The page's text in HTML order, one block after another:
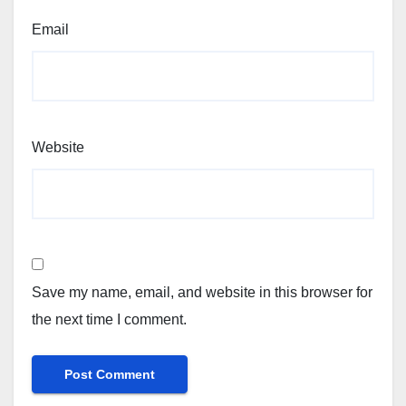
Email
Website
Save my name, email, and website in this browser for
the next time I comment.